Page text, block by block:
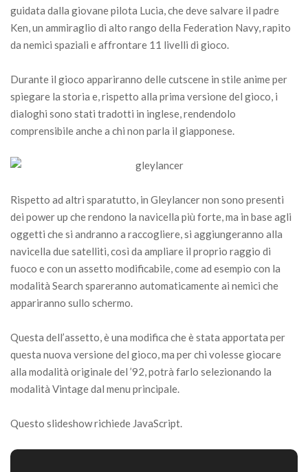
guidata dalla giovane pilota Lucia, che deve salvare il padre
Ken, un ammiraglio di alto rango della Federation Navy, rapito
da nemici spaziali e affrontare 11 livelli di gioco.
Durante il gioco appariranno delle cutscene in stile anime per
spiegare la storia e, rispetto alla prima versione del gioco, i
dialoghi sono stati tradotti in inglese, rendendolo
comprensibile anche a chi non parla il giapponese.
Rispetto ad altri sparatutto, in Gleylancer non sono presenti
dei power up che rendono la navicella più forte, ma in base agli
oggetti che si andranno a raccogliere, si aggiungeranno alla
navicella due satelliti, così da ampliare il proprio raggio di
fuoco e con un assetto modificabile, come ad esempio con la
modalità Search spareranno automaticamente ai nemici che
appariranno sullo schermo.
Questa dell’assetto, è una modifica che è stata apportata per
questa nuova versione del gioco, ma per chi volesse giocare
alla modalità originale del ’92, potrà farlo selezionando la
modalità Vintage dal menu principale.
Questo slideshow richiede JavaScript.